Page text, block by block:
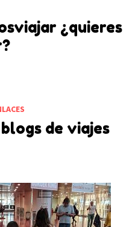
¿quieres
de viajes